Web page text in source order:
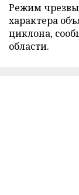
Режим
характера
циклона,
области.